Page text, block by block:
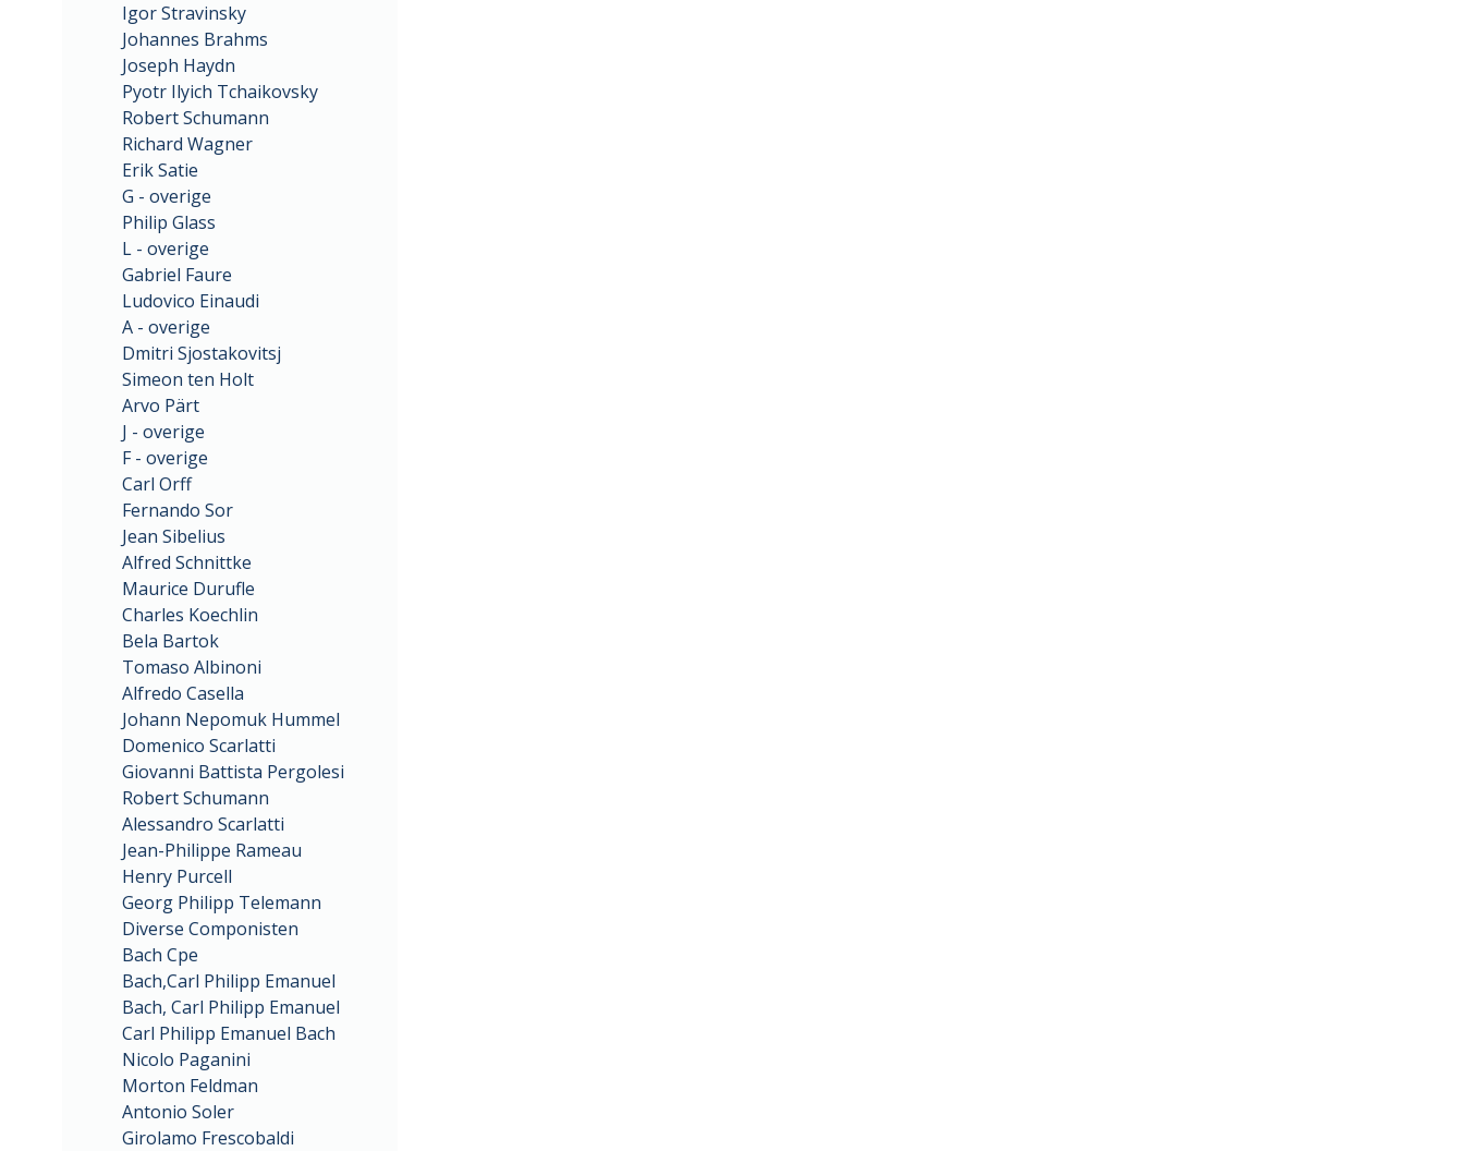
Igor Stravinsky
Johannes Brahms
Joseph Haydn
Pyotr Ilyich Tchaikovsky
Robert Schumann
Richard Wagner
Erik Satie
G - overige
Philip Glass
L - overige
Gabriel Faure
Ludovico Einaudi
A - overige
Dmitri Sjostakovitsj
Simeon ten Holt
Arvo Pärt
J - overige
F - overige
Carl Orff
Fernando Sor
Jean Sibelius
Alfred Schnittke
Maurice Durufle
Charles Koechlin
Bela Bartok
Tomaso Albinoni
Alfredo Casella
Johann Nepomuk Hummel
Domenico Scarlatti
Giovanni Battista Pergolesi
Robert Schumann
Alessandro Scarlatti
Jean-Philippe Rameau
Henry Purcell
Georg Philipp Telemann
Diverse Componisten
Bach Cpe
Bach,Carl Philipp Emanuel
Bach, Carl Philipp Emanuel
Carl Philipp Emanuel Bach
Nicolo Paganini
Morton Feldman
Antonio Soler
Girolamo Frescobaldi